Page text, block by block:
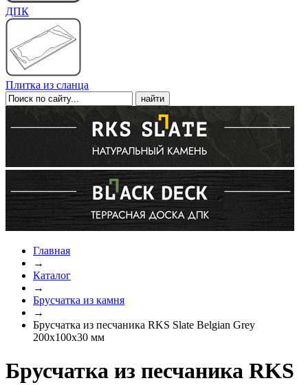
ДПК
Плитка из сланца
Главная
→
Каталог
→
Брусчатка из камня
→
Брусчатка из песчаника RKS Slate Belgian Grey
200x100x30 мм
Брусчатка из песчаника RKS